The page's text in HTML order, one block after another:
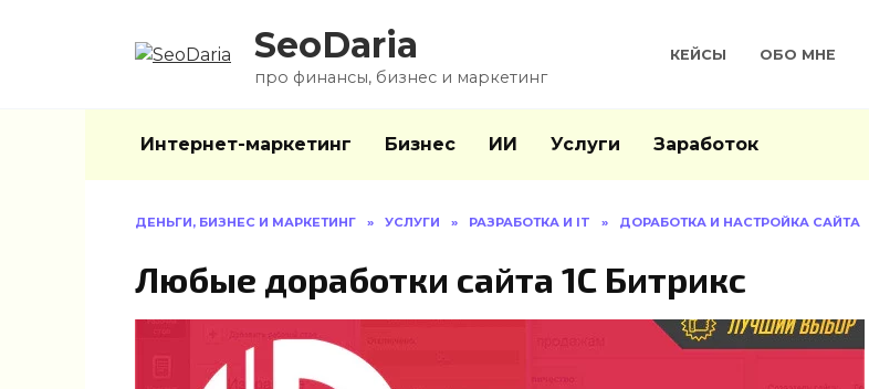
SeoDaria
про финансы, бизнес и маркетинг
КЕЙСЫ ОБО МНЕ
Интернет-маркетинг Бизнес ИИ Услуги Заработок
ДЕНЬГИ, БИЗНЕС И МАРКЕТИНГ » УСЛУГИ » РАЗРАБОТКА И IT » ДОРАБОТКА И НАСТРОЙКА САЙТА
Любые доработки сайта 1С Битрикс